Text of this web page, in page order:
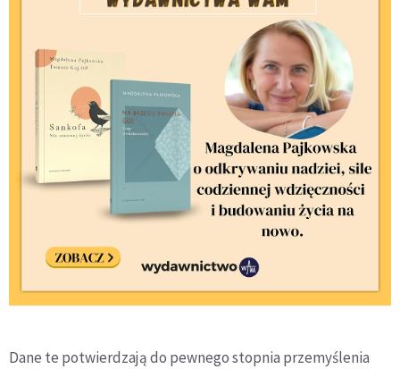
Dane te potwierdzają do pewnego stopnia przemyślenia